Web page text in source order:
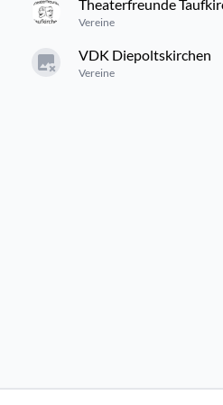
Theaterfreunde
Vereine
VDK Diepoltskirchen
Vereine